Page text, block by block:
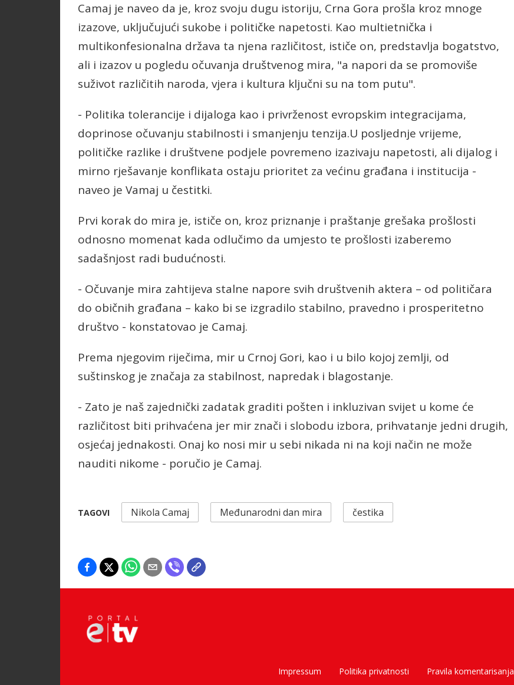
Camaj je naveo da je, kroz svoju dugu istoriju, Crna Gora prošla kroz mnoge
izazove, uključujući sukobe i političke napetosti. Kao multietnička i
multikonfesionalna država ta njena različitost, ističe on, predstavlja bogatstvo,
ali i izazov u pogledu očuvanja društvenog mira, "a napori da se promoviše
suživot različitih naroda, vjera i kultura ključni su na tom putu".
- Politika tolerancije i dijaloga kao i privrženost evropskim integracijama,
doprinose očuvanju stabilnosti i smanjenju tenzija.U posljednje vrijeme,
političke razlike i društvene podjele povremeno izazivaju napetosti, ali dijalog i
mirno rješavanje konflikata ostaju prioritet za većinu građana i institucija -
naveo je Vamaj u čestitki.
Prvi korak do mira je, ističe on, kroz priznanje i praštanje grešaka prošlosti
odnosno momenat kada odlučimo da umjesto te prošlosti izaberemo
sadašnjost radi budućnosti.
- Očuvanje mira zahtijeva stalne napore svih društvenih aktera – od političara
do običnih građana – kako bi se izgradilo stabilno, pravedno i prosperitetno
društvo - konstatovao je Camaj.
Prema njegovim riječima, mir u Crnoj Gori, kao i u bilo kojoj zemlji, od
suštinskog je značaja za stabilnost, napredak i blagostanje.
- Zato je naš zajednički zadatak graditi pošten i inkluzivan svijet u kome će
različitost biti prihvaćena jer mir znači i slobodu izbora, prihvatanje jedni drugih,
osjećaj jednakosti. Onaj ko nosi mir u sebi nikada ni na koji način ne može
nauditi nikome - poručio je Camaj.
TAGOVI Nikola Camaj Međunarodni dan mira čestika
Impressum Politika privatnosti Pravila komentarisanja